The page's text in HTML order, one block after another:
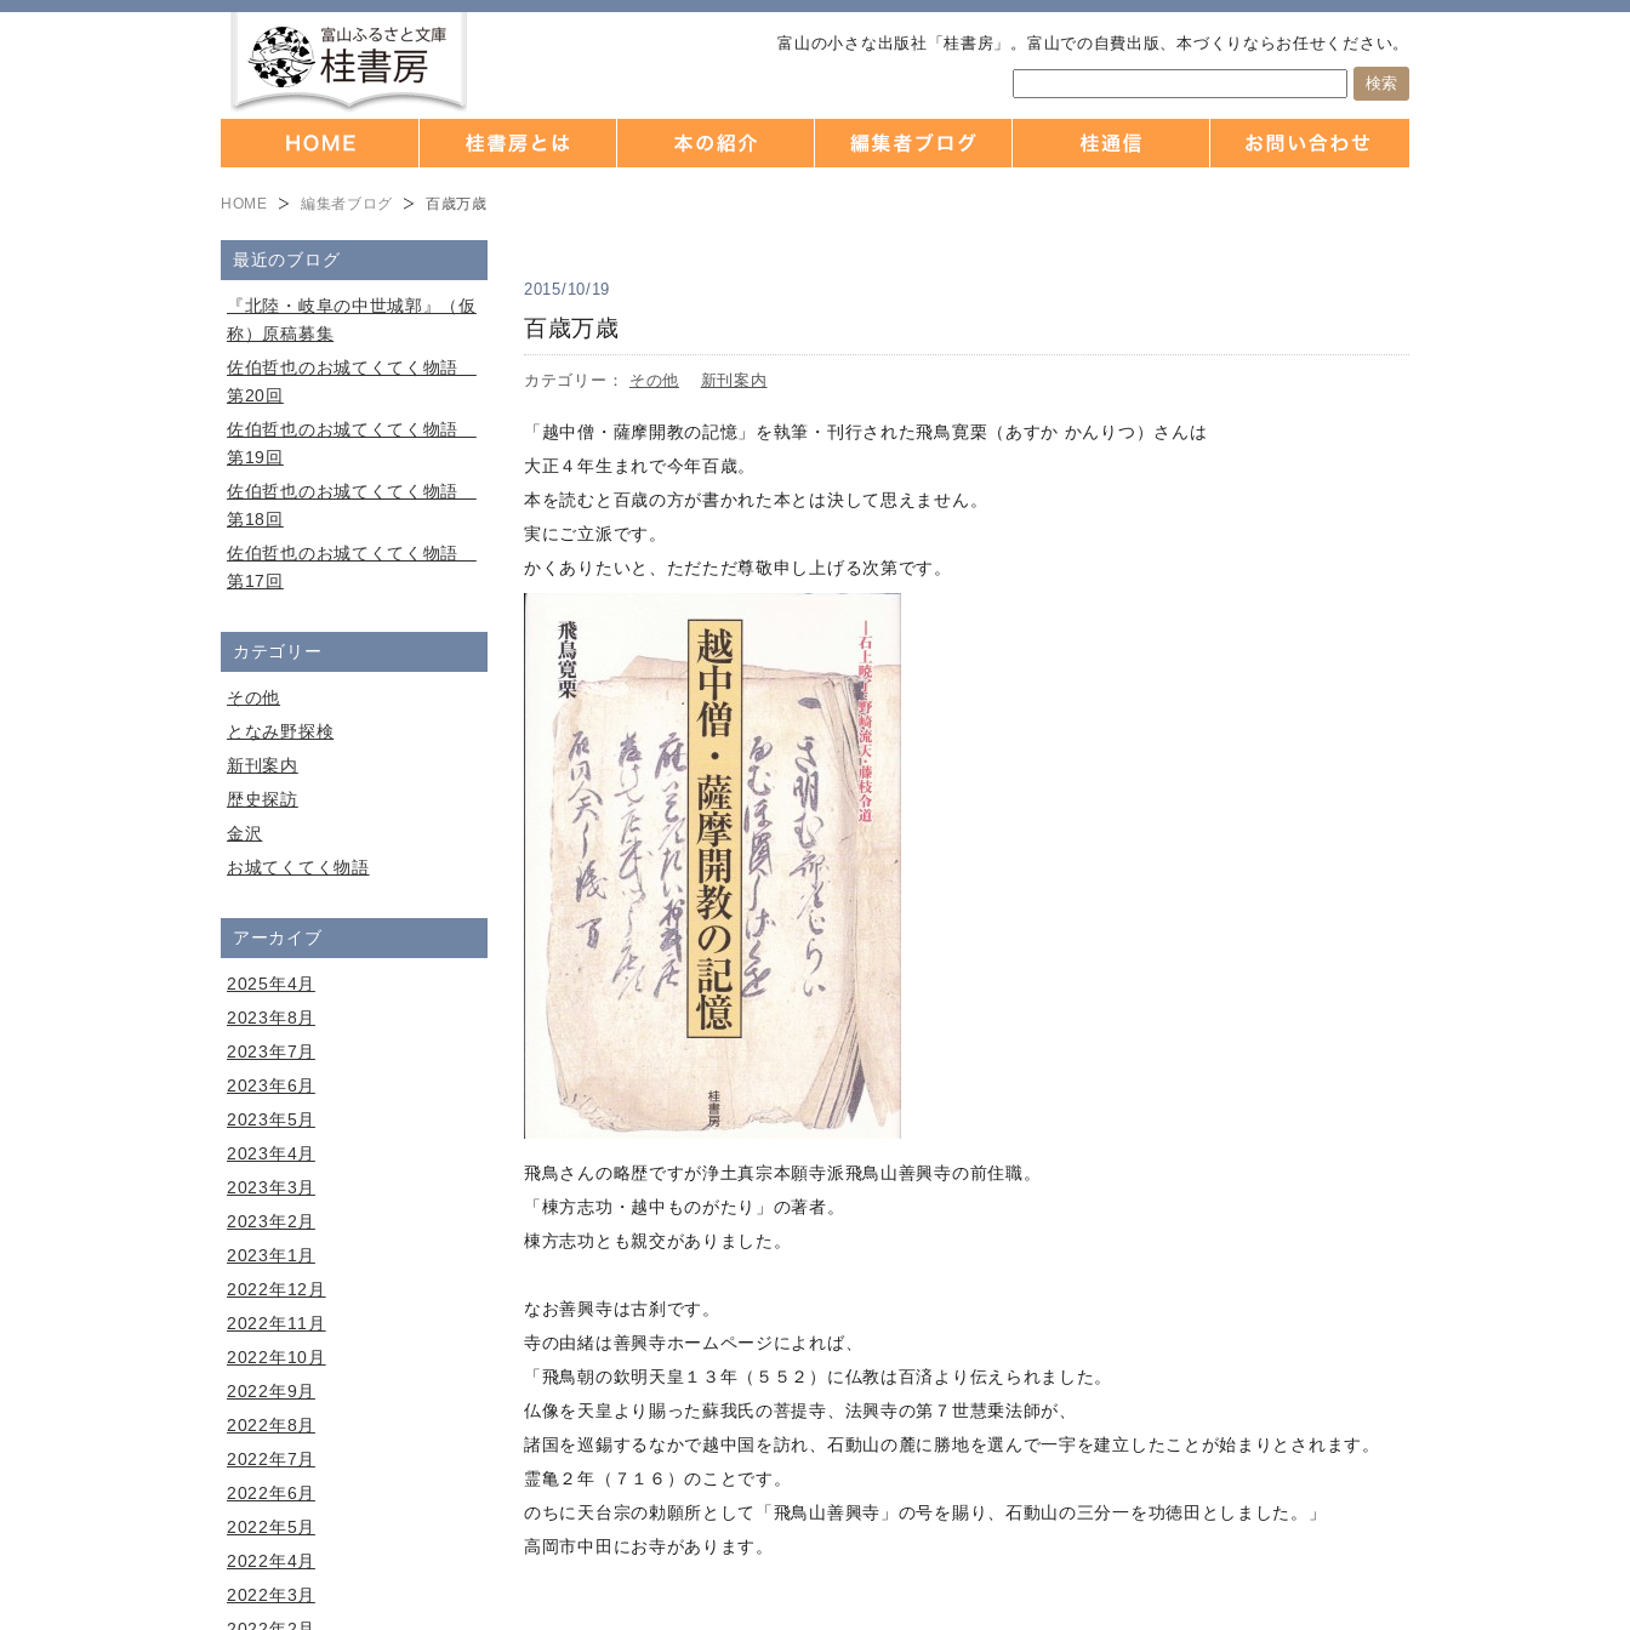
富山の小さな出版社「桂書房」。富山での自費出版、本づくりならお任せください。
HOME 編集者ブログ 百歳万歳
2015/10/19
百歳万歳
カテゴリー： その他 新刊案内
「越中僧・薩摩開教の記憶」を執筆・刊行された飛鳥寛栗（あすか かんりつ）さんは
大正４年生まれで今年百歳。
本を読むと百歳の方が書かれた本とは決して思えません。
実にご立派です。
かくありたいと、ただただ尊敬申し上げる次第です。
飛鳥さんの略歴ですが浄土真宗本願寺派飛鳥山善興寺の前住職。
「棟方志功・越中ものがたり」の著者。
棟方志功とも親交がありました。
なお善興寺は古刹です。
寺の由緒は善興寺ホームページによれば、
「飛鳥朝の欽明天皇１３年（５５２）に仏教は百済より伝えられました。
仏像を天皇より賜った蘇我氏の菩提寺、法興寺の第７世慧乗法師が、
諸国を巡錫するなかで越中国を訪れ、石動山の麓に勝地を選んで一宇を建立したことが始まりとされます。
霊亀２年（７１６）のことです。
のちに天台宗の勅願所として「飛鳥山善興寺」の号を賜り、石動山の三分一を功徳田としました。」
高岡市中田にお寺があります。
最近のブログ
『北陸・岐阜の中世城郭』（仮
称）原稿募集
佐伯哲也のお城てくてく物語
第20回
佐伯哲也のお城てくてく物語
第19回
佐伯哲也のお城てくてく物語
第18回
佐伯哲也のお城てくてく物語
第17回
カテゴリー
その他
となみ野探検
新刊案内
歴史探訪
金沢
お城てくてく物語
アーカイブ
2025年4月
2023年8月
2023年7月
2023年6月
2023年5月
2023年4月
2023年3月
2023年2月
2023年1月
2022年12月
2022年11月
2022年10月
2022年9月
2022年8月
2022年7月
2022年6月
2022年5月
2022年4月
2022年3月